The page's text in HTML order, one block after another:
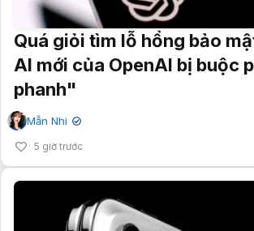
Quá giỏi tìm lỗ hổng bảo
AI mới của OpenAI bị buộc
phanh"
Mẫn Nhi ✔
5 giờ trước